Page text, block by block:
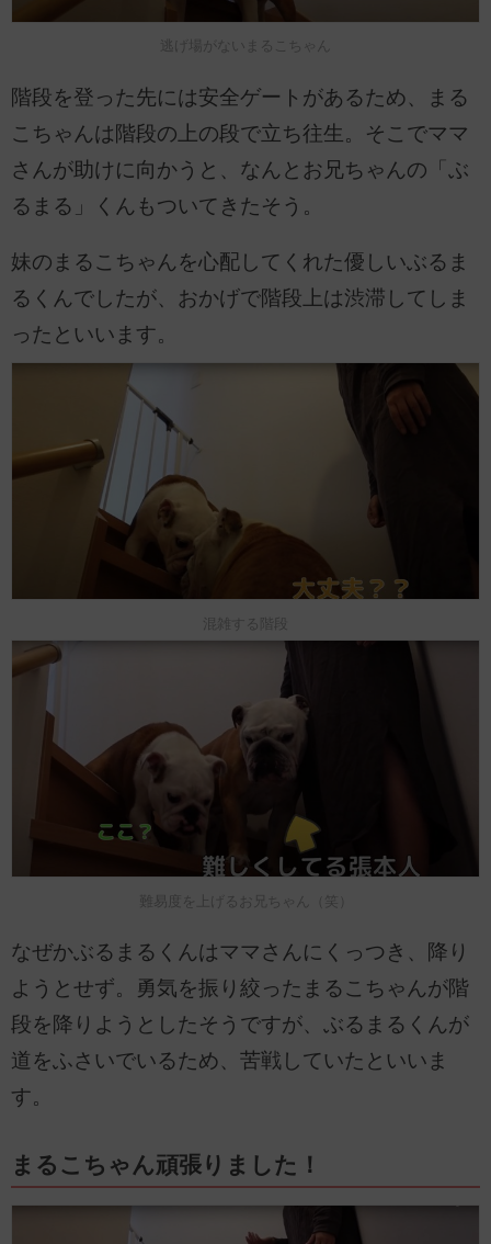
逃げ場がないまるこちゃん
階段を登った先には安全ゲートがあるため、まる
こちゃんは階段の上の段で立ち往生。そこでママ
さんが助けに向かうと、なんとお兄ちゃんの「ぶ
るまる」くんもついてきたそう。
妹のまるこちゃんを心配してくれた優しいぶるま
るくんでしたが、おかげで階段上は渋滞してしま
ったといいます。
混雑する階段
難易度を上げるお兄ちゃん（笑）
なぜかぶるまるくんはママさんにくっつき、降り
ようとせず。勇気を振り絞ったまるこちゃんが階
段を降りようとしたそうですが、ぶるまるくんが
道をふさいでいるため、苦戦していたといいま
す。
まるこちゃん頑張りました！